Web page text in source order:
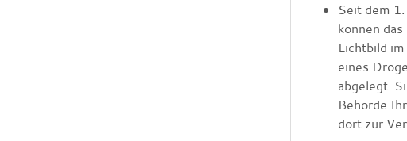
Seit dem
können
Lichtbild
eines
abgelegt.
Behörde
dort zur